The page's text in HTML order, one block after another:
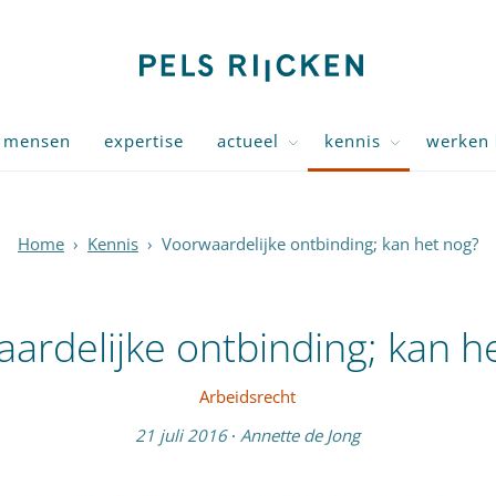
mensen expertise actueel kennis werken
Home › Kennis › Voorwaardelijke ontbinding; kan het nog?
ontbinding; kan
Arbeidsrecht
21 juli 2016 · Annette de Jong